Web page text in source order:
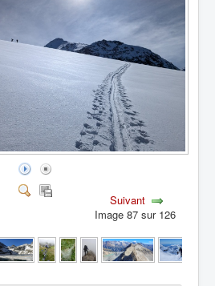
Suivant
Image 87 sur 126